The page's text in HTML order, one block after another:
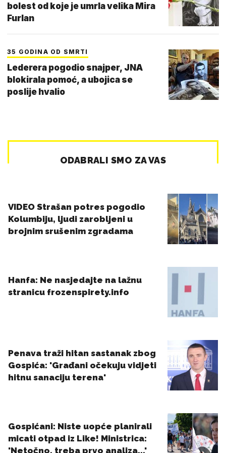
bolest od koje je umrla velika Mira
Furlan
35 GODINA OD SMRTI
Lederera pogodio snajper, JNA
blokirala pomoć, a ubojica se
poslije hvalio